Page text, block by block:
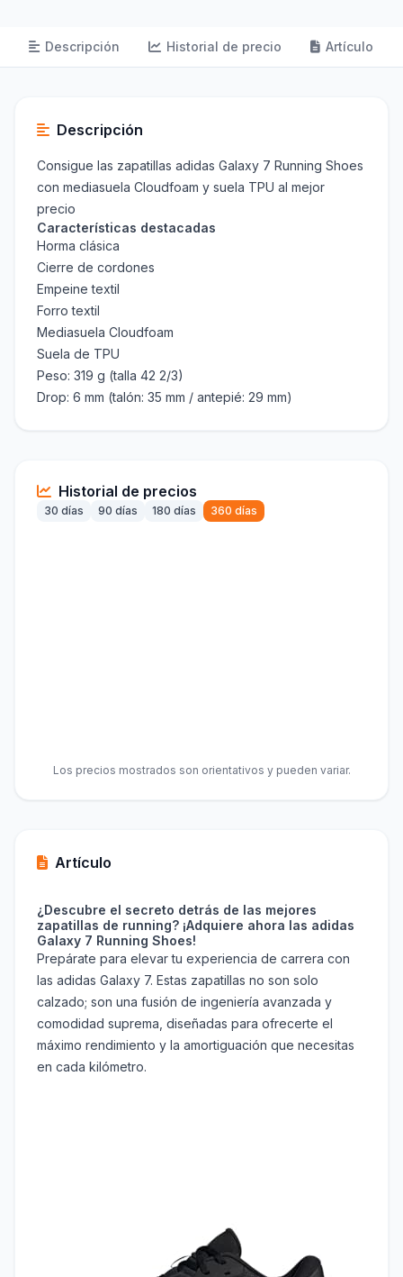
Descripción Historial de precio Artículo
Descripción
Consigue las zapatillas adidas Galaxy 7 Running Shoes
con mediasuela Cloudfoam y suela TPU al mejor
precio
Características destacadas
Horma clásica
Cierre de cordones
Empeine textil
Forro textil
Mediasuela Cloudfoam
Suela de TPU
Peso: 319 g (talla 42 2/3)
Drop: 6 mm (talón: 35 mm / antepié: 29 mm)
Historial de precios
30 días 90 días 180 días 360 días
Los precios mostrados son orientativos y pueden variar.
Artículo
¿Descubre el secreto detrás de las mejores
zapatillas de running? ¡Adquiere ahora las adidas
Galaxy 7 Running Shoes!
Prepárate para elevar tu experiencia de carrera con
las adidas Galaxy 7. Estas zapatillas no son solo
calzado; son una fusión de ingeniería avanzada y
comodidad suprema, diseñadas para ofrecerte el
máximo rendimiento y la amortiguación que necesitas
en cada kilómetro.